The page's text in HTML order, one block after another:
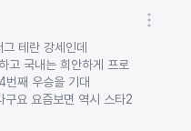
테란 강세인데
고 국내는 희안하게 프로
번째 우승을 기대
구요 요즘보면 역시 스타2